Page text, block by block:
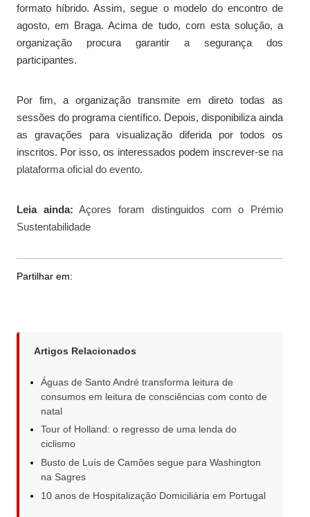
formato híbrido. Assim, segue o modelo do encontro de
agosto, em Braga. Acima de tudo, com esta solução, a
organização procura garantir a segurança dos
participantes.
Por fim, a organização transmite em direto todas as
sessões do programa científico. Depois, disponibiliza ainda
as gravações para visualização diferida por todos os
inscritos. Por isso, os interessados podem inscrever-se na
plataforma oficial do evento.
Leia ainda: Açores foram distinguidos com o Prémio
Sustentabilidade
Partilhar em:
Artigos Relacionados
Águas de Santo André transforma leitura de
consumos em leitura de consciências com conto de
natal
Tour of Holland: o regresso de uma lenda do
ciclismo
Busto de Luís de Camões segue para Washington
na Sagres
10 anos de Hospitalização Domiciliária em Portugal